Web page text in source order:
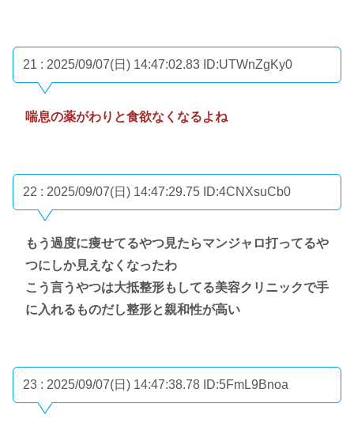
21 : 2025/09/07(日) 14:47:02.83 ID:UTWnZgKy0
喘息の薬がわりと食欲なくなるよね
22 : 2025/09/07(日) 14:47:29.75 ID:4CNXsuCb0
もう過度に痩せてるやつ見たらマンジャロ打ってるや
つにしか見えなくなったわ
こう言うやつは大抵整形もしてる美容クリニックで手
に入れるものだし整形と親和性が高い
23 : 2025/09/07(日) 14:47:38.78 ID:5FmL9Bnoa